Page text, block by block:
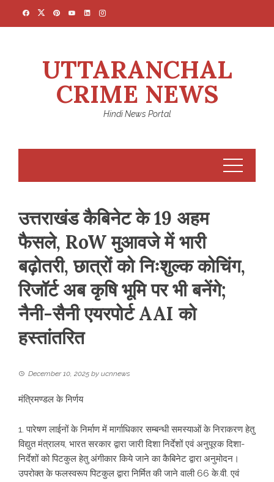
UTTARANCHAL
CRIME NEWS
Hindi News Portal
उत्तराखंड कैबिनेट के 19 अहम
फैसले, RoW मुआवजे में भारी
बढ़ोतरी, छात्रों को निःशुल्क कोचिंग,
रिजॉर्ट अब कृषि भूमि पर भी बनेंगे;
नैनी-सैनी एयरपोर्ट AAI को
हस्तांतरित
December 10, 2025 by ucnnews
मंत्रिमण्डल के निर्णय
1. पारेषण लाईनों के निर्माण में मार्गाधिकार सम्बन्धी समस्याओं के निराकरण हेतु
विद्युत मंत्रालय, भारत सरकार द्वारा जारी दिशा निर्देशों एवं अनुपूरक दिशा-
निर्देशों को पिटकुल हेतु अंगीकार किये जाने का कैबिनेट द्वारा अनुमोदन।
उपरोक्त के फलस्वरूप पिटकुल द्वारा निर्मित की जाने वाली 66 के.वी. एवं